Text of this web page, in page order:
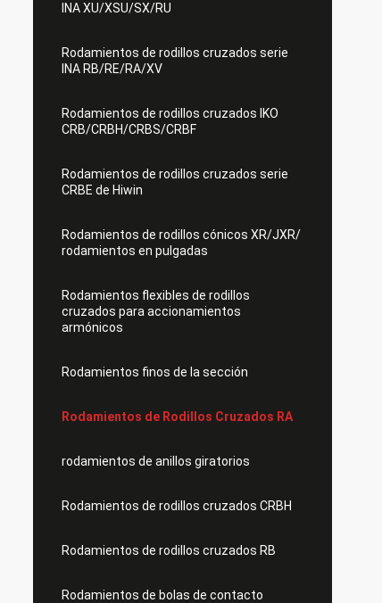
INA XU/XSU/SX/RU
Rodamientos de rodillos cruzados serie
INA RB/RE/RA/XV
Rodamientos de rodillos cruzados IKO
CRB/CRBH/CRBS/CRBF
Rodamientos de rodillos cruzados serie
CRBE de Hiwin
Rodamientos de rodillos cónicos XR/JXR/
rodamientos en pulgadas
Rodamientos flexibles de rodillos
cruzados para accionamientos
armónicos
Rodamientos finos de la sección
Rodamientos de Rodillos Cruzados RA
rodamientos de anillos giratorios
Rodamientos de rodillos cruzados CRBH
Rodamientos de rodillos cruzados RB
Rodamientos de bolas de contacto